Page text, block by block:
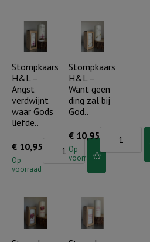
€
11,75)
aantal
ben
met
je
(roze
bloem)
incl.
cadeauverpakking
God
voorziet
(incl.
Stompkaars
H&L –
Angst
verdwijnt
waar Gods
liefde..
€ 10,95
Op
voorraad
Stompkaars
verdwijnt
Stompkaars
H&L –
Want geen
ding zal bij
God..
€ 10,95
Op
voorraad
Stompkaars
H&L
geen
ding
zal